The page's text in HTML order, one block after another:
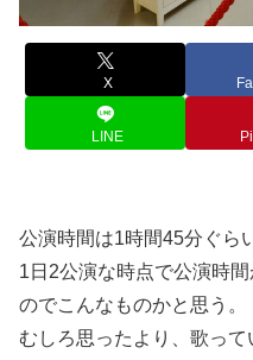
X
LINE
公演時間は1時間45分ぐら
1日2公演な時点で公演時
のでこんなものかと思う。
むしろ思ったより、歌って